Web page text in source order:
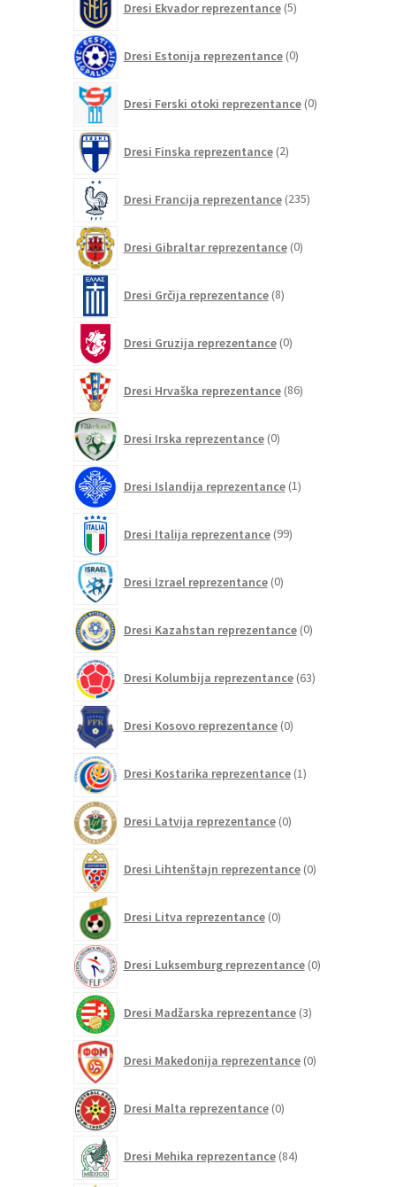
Dresi Ekvador reprezentance 5izdelkov
Dresi Estonija reprezentance 0izdelkov
Dresi Ferski otoki reprezentance 0izdelkov
Dresi Finska reprezentance 2izdelka
Dresi Francija reprezentance 235izdelkov
Dresi Gibraltar reprezentance 0izdelkov
Dresi Grčija reprezentance 8izdelkov
Dresi Gruzija reprezentance 0izdelkov
Dresi Hrvaška reprezentance 86izdelkov
Dresi Irska reprezentance 0izdelkov
Dresi Islandija reprezentance 1izdelek
Dresi Italija reprezentance 99izdelkov
Dresi Izrael reprezentance 0izdelkov
Dresi Kazahstan reprezentance 0izdelkov
Dresi Kolumbija reprezentance 63izdelkov
Dresi Kosovo reprezentance 0izdelkov
Dresi Kostarika reprezentance 1izdelek
Dresi Latvija reprezentance 0izdelkov
Dresi Lihtenštajn reprezentance 0izdelkov
Dresi Litva reprezentance 0izdelkov
Dresi Luksemburg reprezentance 0izdelkov
Dresi Madžarska reprezentance 3izdelki
Dresi Makedonija reprezentance 0izdelkov
Dresi Malta reprezentance 0izdelkov
Dresi Mehika reprezentance 84izdelkov